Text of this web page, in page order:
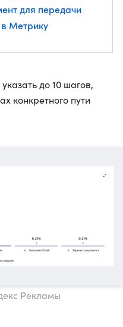
для передачи
Метрику
до 10 шагов,
конкретного пути
Рекламы